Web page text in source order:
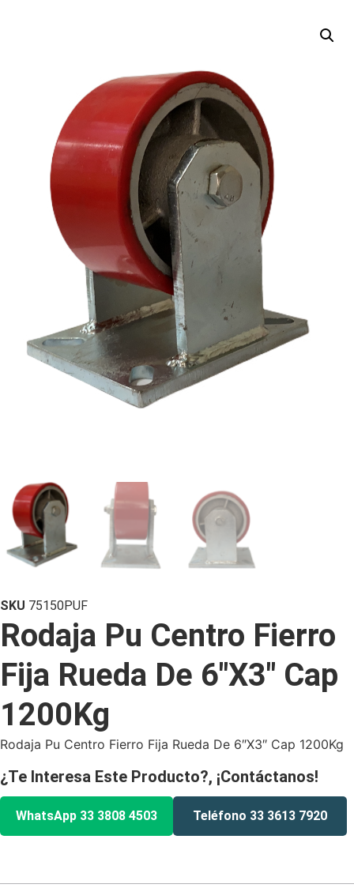
SKU 75150PUF
Rodaja Pu Centro Fierro
Fija Rueda De 6″X3″ Cap
1200Kg
Rodaja Pu Centro Fierro Fija Rueda De 6″X3″ Cap 1200Kg
¿Te Interesa Este Producto?, ¡Contáctanos!
WhatsApp 33 3808 4503 Teléfono 33 3613 7920